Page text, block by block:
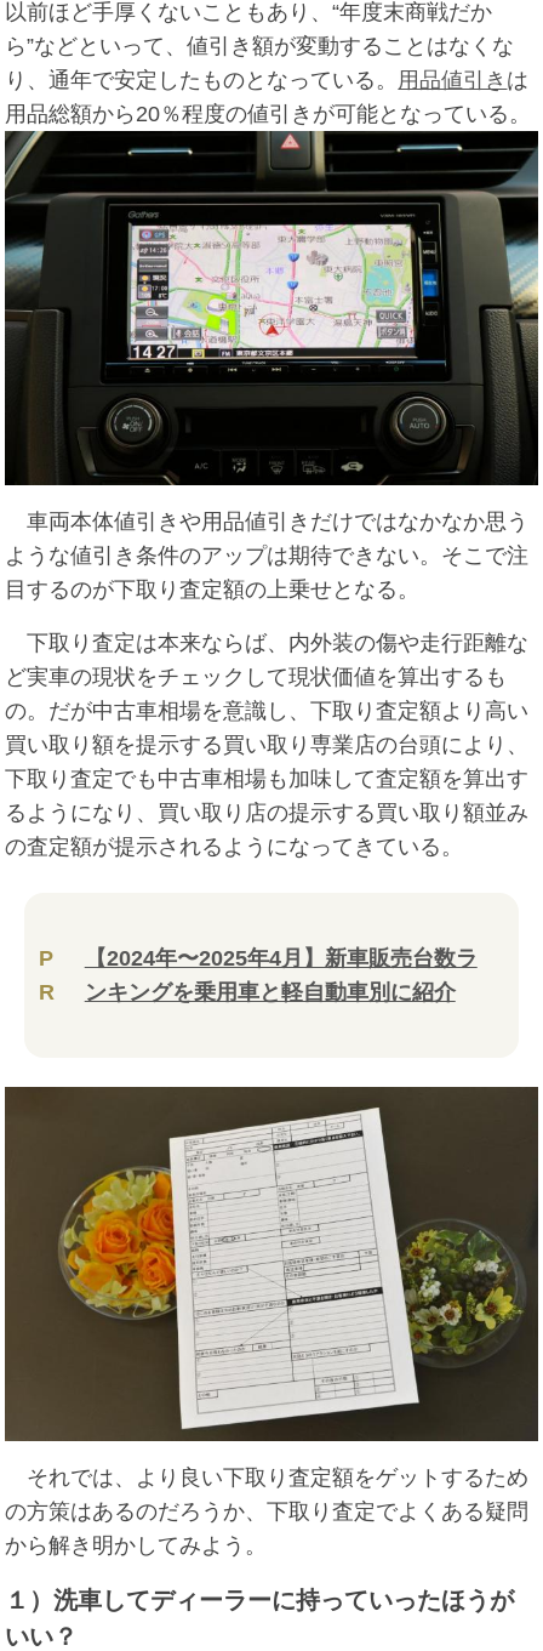
以前ほど手厚くないこともあり、“年度末商戦だか
ら”などといって、値引き額が変動することはなくな
り、通年で安定したものとなっている。 用品値引き は
用品総額から20％程度の値引きが可能となっている。
車両本体値引きや用品値引きだけではなかなか思う
ような値引き条件のアップは期待できない。そこで注
目するのが下取り査定額の上乗せとなる。
下取り査定は本来ならば、内外装の傷や走行距離な
ど実車の現状をチェックして現状価値を算出するも
の。だが中古車相場を意識し、下取り査定額より高い
買い取り額を提示する買い取り専業店の台頭により、
下取り査定でも中古車相場も加味して査定額を算出す
るようになり、買い取り店の提示する買い取り額並み
の査定額が提示されるようになってきている。
P
R
【2024年〜2025年4月】新車販売台数ラ
ンキングを乗用車と軽自動車別に紹介
それでは、より良い下取り査定額をゲットするため
の方策はあるのだろうか、下取り査定でよくある疑問
から解き明かしてみよう。
１）洗車してディーラーに持っていったほうが
いい？